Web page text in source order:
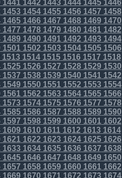
14411442 1443144414451446
14531454145514561457 1458
146514661467 146814691470
1477 14781479148014811482
1489149014911492 14931494
15011502 1503150415051506
15131514151515161517 1518
152515261527 152815291530
1537 15381539154015411542
1549155015511552 15531554
15611562 1563156415651566
15731574157515761577 1578
158515861587 158815891590
1597 15981599160016011602
1609161016111612 16131614
16211622 1623162416251626
16331634163516361637 1638
164516461647 164816491650
1657 16581659166016611662
1669167016711672 16731674